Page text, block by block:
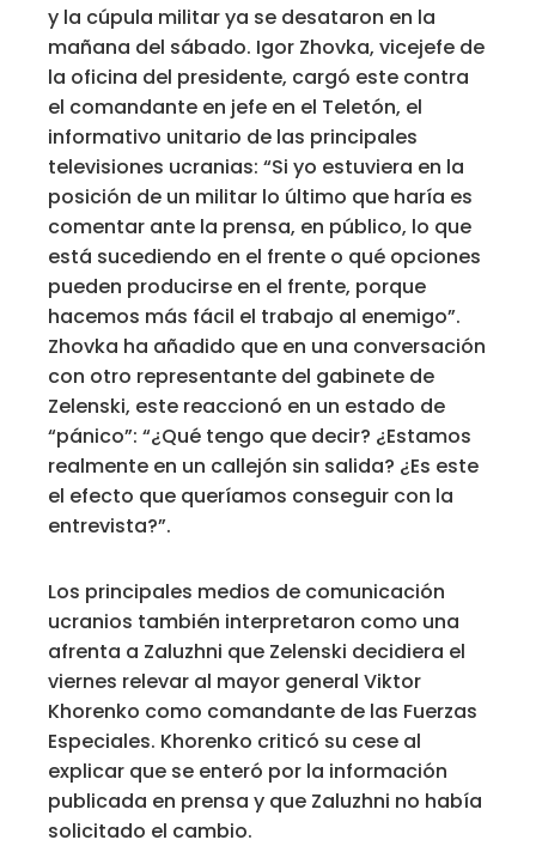
y la cúpula militar ya se desataron en la
mañana del sábado. Igor Zhovka, vicejefe de
la oficina del presidente, cargó este contra
el comandante en jefe en el Teletón, el
informativo unitario de las principales
televisiones ucranias: “Si yo estuviera en la
posición de un militar lo último que haría es
comentar ante la prensa, en público, lo que
está sucediendo en el frente o qué opciones
pueden producirse en el frente, porque
hacemos más fácil el trabajo al enemigo”.
Zhovka ha añadido que en una conversación
con otro representante del gabinete de
Zelenski, este reaccionó en un estado de
“pánico”: “¿Qué tengo que decir? ¿Estamos
realmente en un callejón sin salida? ¿Es este
el efecto que queríamos conseguir con la
entrevista?”.
Los principales medios de comunicación
ucranios también interpretaron como una
afrenta a Zaluzhni que Zelenski decidiera el
viernes relevar al mayor general Viktor
Khorenko como comandante de las Fuerzas
Especiales. Khorenko criticó su cese al
explicar que se enteró por la información
publicada en prensa y que Zaluzhni no había
solicitado el cambio.